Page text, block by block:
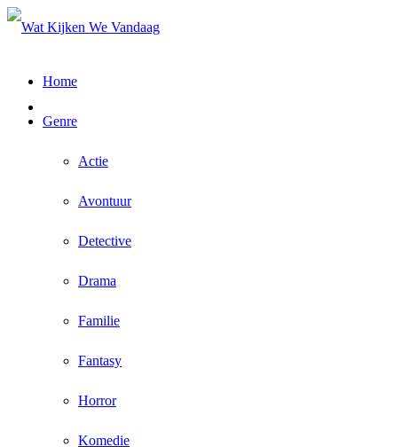
Home
Genre
Actie
Avontuur
Detective
Drama
Familie
Fantasy
Horror
Komedie